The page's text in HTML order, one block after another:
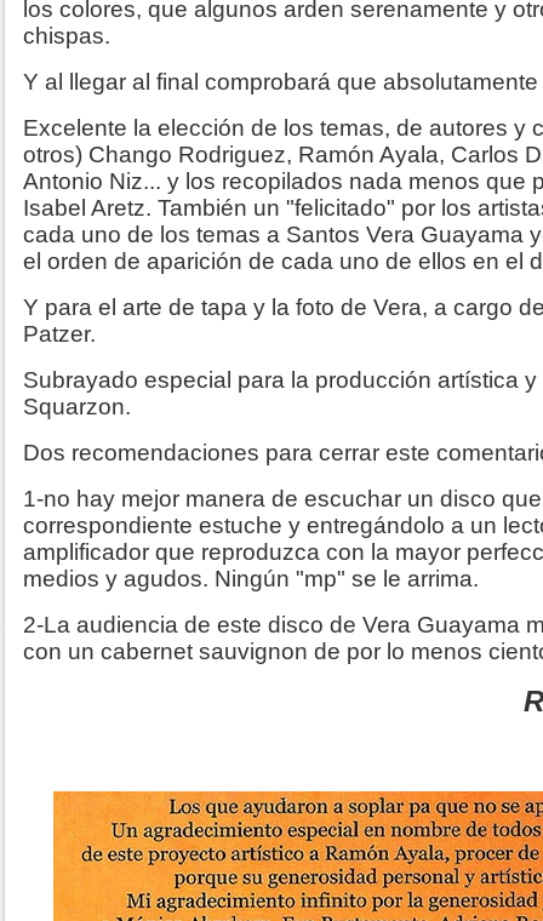
los colores, que algunos arden serenamente y
chispas.
Y al llegar al final comprobará que
Excelente la elección de los temas, de autores y
otros) Chango Rodriguez, Ramón Ayala, Carlos
Antonio Niz... y los recopilados nada menos que
Isabel Aretz. También un "felicitado" por los
cada uno de los temas a Santos Vera Guayama
el orden de aparición de cada uno de ellos en el
Y para el arte de tapa y la foto de Vera, a cargo
Patzer.
Subrayado especial para la producción artística
Squarzon.
Dos recomendaciones para cerrar este
1-no hay mejor manera de escuchar un disco
correspondiente estuche y entregándolo a un
amplificador que reproduzca con la mayor
medios y agudos. Ningún "mp" se le arrima.
2-La audiencia de este disco de Vera Guayama
con un cabernet sauvignon de por lo menos